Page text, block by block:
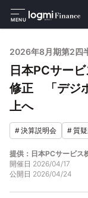
MENU
2026年8月期第2四
日本PCサー
修正 「デジ
上へ
#決算説明会 #質
提供：日本PCサービス
開催日 2026/04/17
公開日 2026/04/24